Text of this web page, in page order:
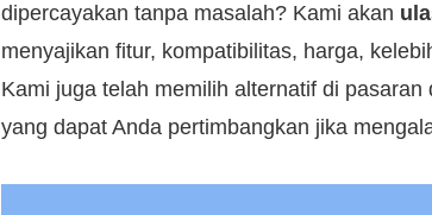
dipercayakan tanpa masalah? Kami akan
menyajikan fitur, kompatibilitas, harga,
Kami juga telah memilih alternatif di
yang dapat Anda pertimbangkan jika